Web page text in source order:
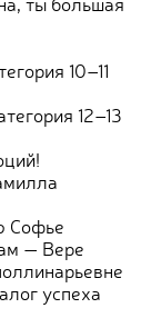
10–11
12–13
Софье
— Вере
успеха